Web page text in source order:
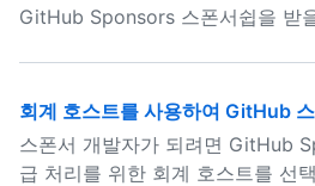
GitHub Sponsors 스폰서쉽을 받
회계 호스트를 사용하여 GitHub
스폰서 개발자가 되려면 GitHub
급 처리를 위한 회계 호스트를 선